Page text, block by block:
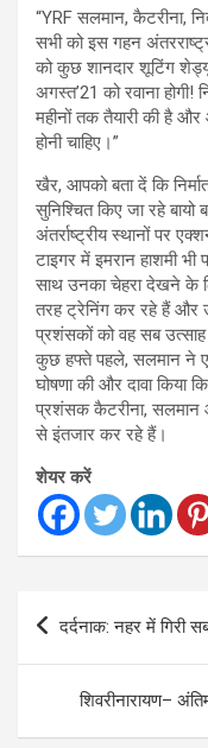
“YRF सलमान, कैटरीना,
सभी को इस गहन
को कुछ शानदार शूटिंग
अगस्त’21 को रवाना
महीनों तक तैयारी की है
होनी चाहिए।”
खैर, आपको बता दें कि
सुनिश्चित किए जा रहे
अंतर्राष्ट्रीय स्थानों पर
टाइगर में इमरान हाशमी
साथ उनका चेहरा देखने के
तरह ट्रेनिंग कर रहे हैं
प्रशंसकों को वह सब
कुछ हफ्ते पहले, सलमान ने
घोषणा की और दावा किया
प्रशंसक कैटरीना, सलमान
से इंतजार कर रहे हैं।
शेयर करें
Post
दर्दनाक: नहर में गिरी
शिवरीनारायण–